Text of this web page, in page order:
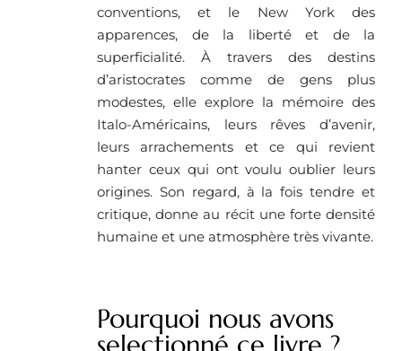
conventions, et le New York des
apparences, de la liberté et de la
superficialité. À travers des destins
d’aristocrates comme de gens plus
modestes, elle explore la mémoire des
Italo-Américains, leurs rêves d’avenir,
leurs arrachements et ce qui revient
hanter ceux qui ont voulu oublier leurs
origines. Son regard, à la fois tendre et
critique, donne au récit une forte densité
humaine et une atmosphère très vivante.
Pourquoi nous avons